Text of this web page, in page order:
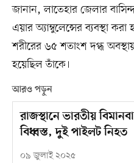
জানান, লাতেহার জেলার
এয়ার অ্যাম্বুলেন্সের ব্যবস্থা
শরীরের ৬৫ শতাংশ দগ্ধ
হয়েছিল তাঁকে।
আরও পড়ুন
রাজস্থানে ভারতীয়
বিধ্বস্ত, দুই পাইলট নিহত
০৯ জুলাই ২০২৫